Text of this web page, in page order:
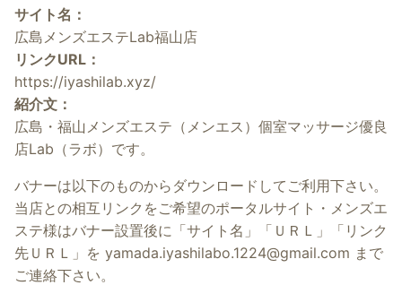
サイト名：
広島メンズエステLab福山店
リンクURL：
https://iyashilab.xyz/
紹介文：
広島・福山メンズエステ（メンエス）個室マッサージ優良
店Lab（ラボ）です。
バナーは以下のものからダウンロードしてご利用下さい。
当店との相互リンクをご希望のポータルサイト・メンズエ
ステ様はバナー設置後に「サイト名」「ＵＲＬ」「リンク
先ＵＲＬ」を yamada.iyashilabo.1224@gmail.com まで
ご連絡下さい。